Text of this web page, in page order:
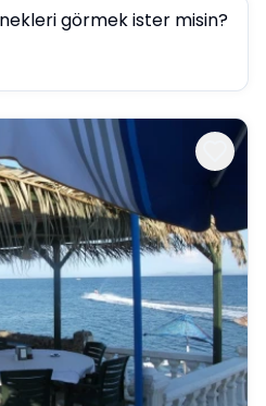
görmek ister misin?